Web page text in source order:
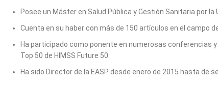
Posee un Máster en Salud Pública y Gestión Sanitaria por la
Cuenta en su haber con más de 150 artículos en el campo
Ha participado como ponente en numerosas conferencias
Top 50 de HIMSS Future 50.
Ha sido Director de la EASP desde enero de 2015 hasta de